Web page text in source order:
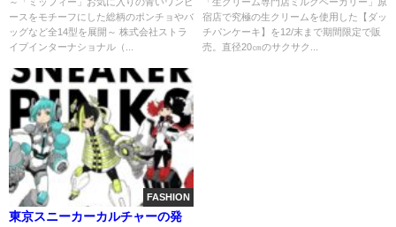
梅雨シーズンもお出かけが楽し
くなるレイングッズが登場！
ースをモチーフにした総柄のポンチョやバ
ッグなど全14型を展開～ 株式会社ストラ
イプインターナショナル（...
期間限定メニュー
宿店で究極の生クリームを使用した【ダッ
チパンケーキ】を12/末まで期間限定で販
売。直径20㎝のサクサク...
FASHION
東京スニーカーカルチャーの発